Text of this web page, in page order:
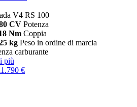
V4 RS 100
CV Potenza
Nm Coppia
kg Peso in ordine di marcia
carburante
più
€